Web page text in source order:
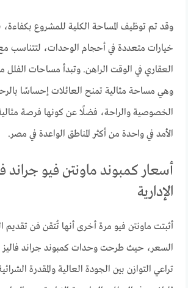
وقد تم توظيف المساحة الكلية للمشروع
خيارات متعددة في أحجام الوحدات، لتتناسب
وهي مساحة مثالية تمنح العائلات إحساسًا
الخصوصية والراحة، فضلًا عن كونها فرصة
الأمد في واحدة من أكثر المناطق الواعدة في مصر.
أسعار كمبوند ماونتن فيو جراند
الإدارية
أثبتت ماونتن فيو مرة أخرى أنها تُتقن فن تقديم
السعر، حيث طرحت وحدات كمبوند جراند
تراعي التوازن بين الجودة العالية والمقدرة